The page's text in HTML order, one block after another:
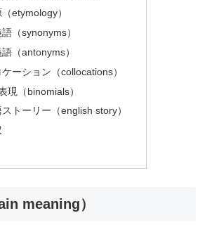
etymology）
（synonyms）
語（antonyms）
ケーション（collocations）
現（binomials）
トーリー（english story）
meaning）